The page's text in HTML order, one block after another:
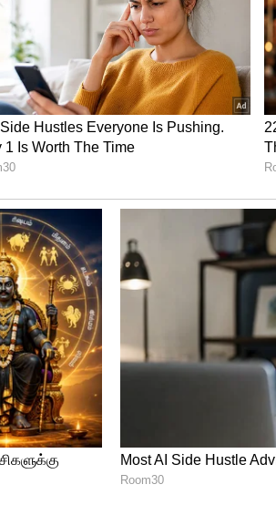
தரும் கோடுகள்
வெளியில வைக்கும்போது,
சர்பேஸ் வழவழன்னு
கீழே விழுந்திடும். நாம
நடந்தா ரொம்ப கஷ்டம். ஆனா,
நல்ல கிரிப் கொடுக்குது.
நழுவாது.
அர்ஜுனா, அர்ஜுனா-ன்னு ஏன்